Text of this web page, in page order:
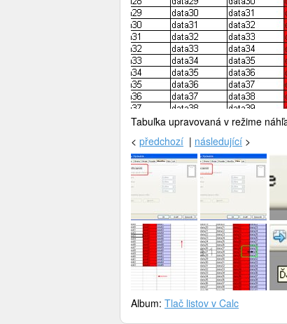
Tabuľka upravovaná v režime
< předchozí | následující >
Album: Tlač listov v Calc